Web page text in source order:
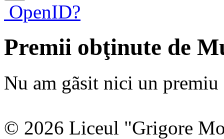
OpenID?
Premii obţinute de
Nu am gãsit nici un premiu
© 2026 Liceul "Grigore